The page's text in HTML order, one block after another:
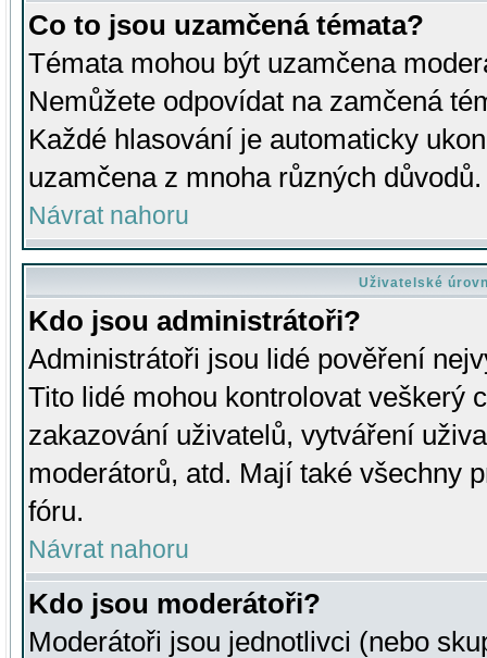
Co to jsou uzamčená témata?
Témata mohou být uzamčena
Nemůžete odpovídat na zamčená
Každé hlasování je automaticky
uzamčena z mnoha různých důvodů.
Návrat nahoru
Uživatelské
Kdo jsou administrátoři?
Administrátoři jsou lidé pověření
Tito lidé mohou kontrolovat veškerý
zakazování uživatelů, vytváření
moderátorů, atd. Mají také všechny
fóru.
Návrat nahoru
Kdo jsou moderátoři?
Moderátoři jsou jednotlivci (nebo